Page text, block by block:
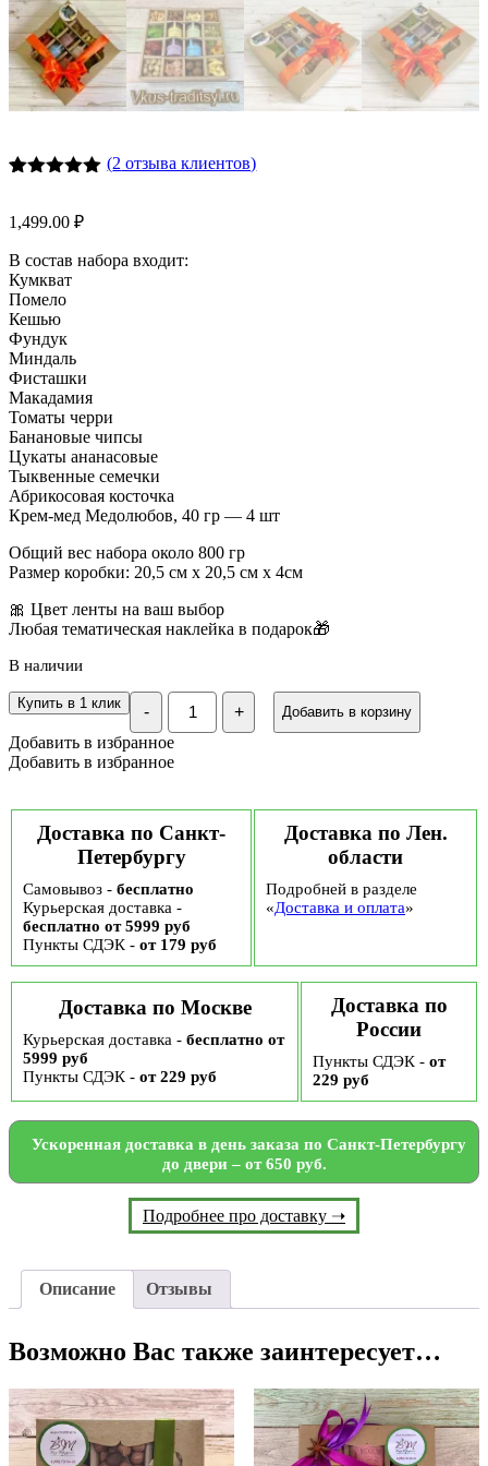
на основе
пользователей
(2 отзыва клиентов)
1,499.00 ₽
В состав набора входит:
Кумкват
Помело
Кешью
Фундук
Миндаль
Фисташки
Макадамия
Томаты черри
Банановые чипсы
Цукаты ананасовые
Тыквенные семечки
Абрикосовая косточка
Крем-мед Медолюбов, 40 гр — 4 шт
Общий вес набора около 800 гр
Размер коробки: 20,5 см х 20,5 см х 4см
🎀 Цвет ленты на ваш выбор
Любая тематическая наклейка в подарок🎁
В наличии
-
Количество
Подарочный
набор
Учителю
«Микс»
+ Добавить в корзину
Купить в 1 клик
Добавить в избранное
Добавить в избранное
Доставка по Санкт-
Петербургу
Самовывоз - бесплатно
Курьерская доставка -
бесплатно от 5999 руб
Пункты СДЭК - от 179 руб
Доставка по Лен.
области
Подробней в разделе
«Доставка и оплата»
Доставка по Москве
Курьерская доставка - бесплатно от
5999 руб
Пункты СДЭК - от 229 руб
Доставка по
России
Пункты СДЭК - от
229 руб
Ускоренная доставка в день заказа по Санкт-Петербургу
до двери – от 650 руб.
Подробнее про доставку ➝
Описание Отзывы
Возможно Вас также заинтересует…